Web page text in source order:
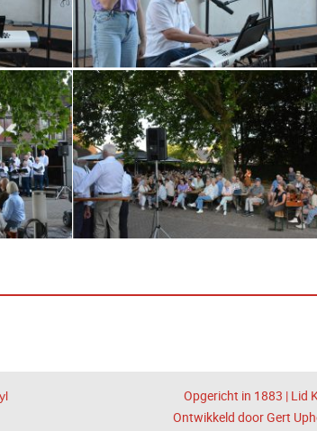
Opgericht in 1883 | Lid
Ontwikkeld door Gert